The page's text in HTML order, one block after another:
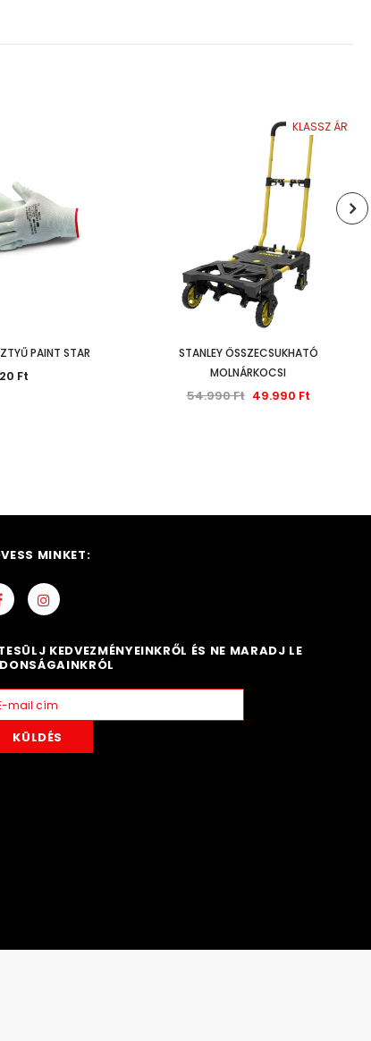
PAINT STAR
Ft
KLASSZ ÁR
STANLEY ÖSSZECSUKHATÓ
MOLNÁRKOCSI
54.990 Ft 49.990 Ft
MINKET:
KEDVEZMÉNYEINKRŐL ÉS NE MARADJ LE